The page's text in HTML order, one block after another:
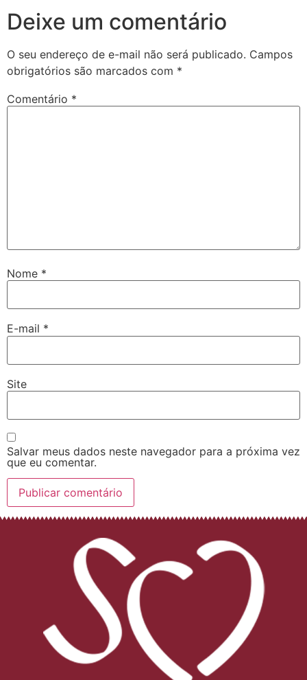
Deixe um comentário
O seu endereço de e-mail não será publicado. Campos
obrigatórios são marcados com *
Comentário *
Nome *
E-mail *
Site
Salvar meus dados neste navegador para a próxima vez
que eu comentar.